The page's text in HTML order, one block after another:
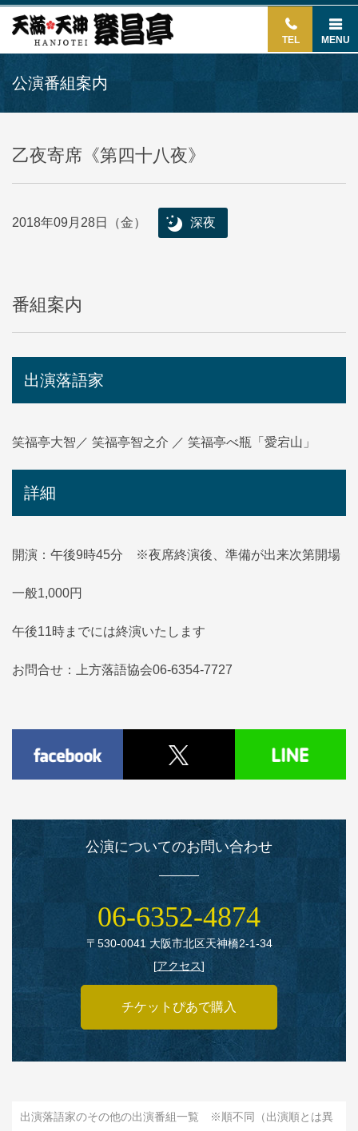
TEL MENU
公演番組案内
乙夜寄席《第四十八夜》
2018年09月28日（金） 深夜
番組案内
出演落語家
笑福亭大智／ 笑福亭智之介 ／ 笑福亭べ瓶「愛宕山」
詳細
開演：午後9時45分 ※夜席終演後、準備が出来次第開場
一般1,000円
午後11時までには終演いたします
お問合せ：上方落語協会06-6354-7727
公演についてのお問い合わせ
06‑6352‑4874
〒530‑0041 大阪市北区天神橋2‑1‑34
[アクセス]
チケットぴあで購入
出演落語家のその他の出演番組一覧 ※順不同（出演順とは異